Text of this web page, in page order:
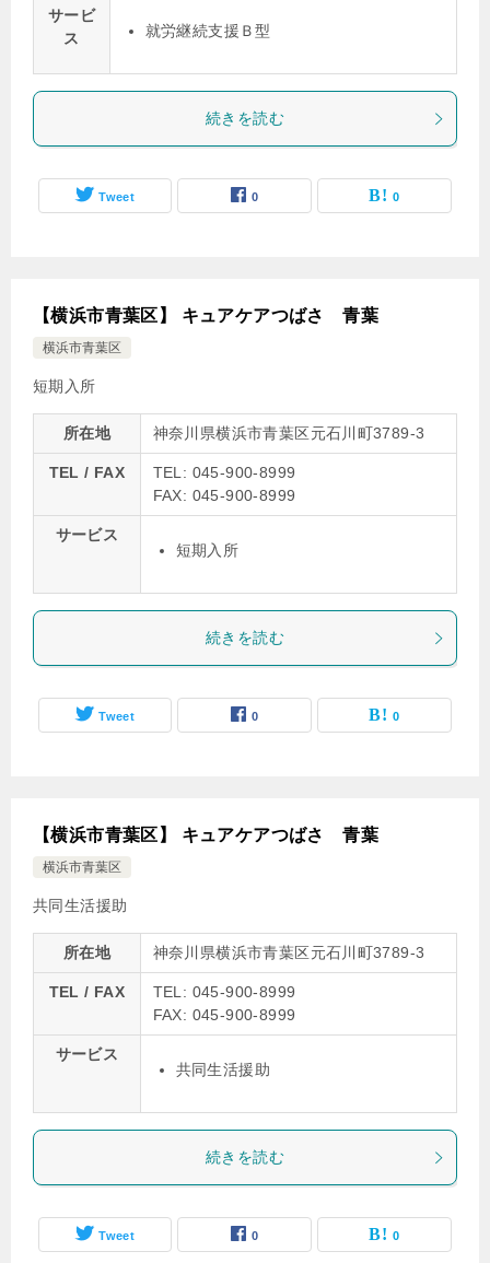
サービ
ス
就労継続支援Ｂ型
続きを読む
Tweet 0 0
【横浜市青葉区】 キュアケアつばさ 青葉
横浜市青葉区
短期入所
所在地 神奈川県横浜市青葉区元石川町3789-3
TEL / FAX
TEL: 045-900-8999
FAX: 045-900-8999
サービス
短期入所
続きを読む
Tweet 0 0
【横浜市青葉区】 キュアケアつばさ 青葉
横浜市青葉区
共同生活援助
所在地 神奈川県横浜市青葉区元石川町3789-3
TEL / FAX
TEL: 045-900-8999
FAX: 045-900-8999
サービス
共同生活援助
続きを読む
Tweet 0 0